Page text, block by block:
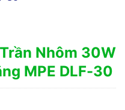
Nhôm 30W
MPE DLF-30